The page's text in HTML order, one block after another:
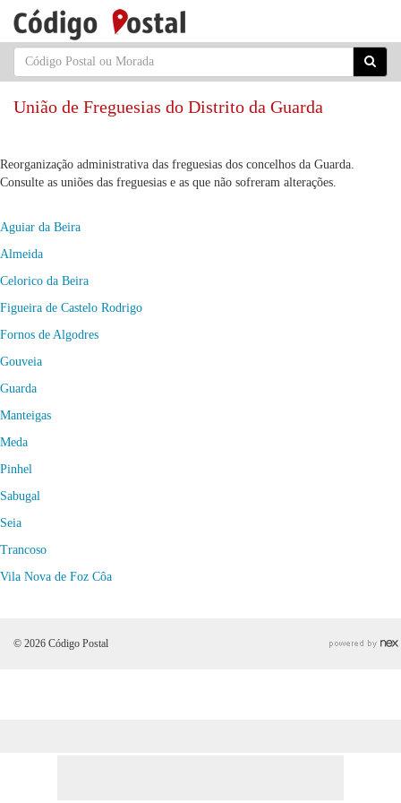
União de Freguesias do Distrito da Guarda
Reorganização administrativa das freguesias dos concelhos da Guarda.
Consulte as uniões das freguesias e as que não sofreram alterações.
Aguiar da Beira
Almeida
Celorico da Beira
Figueira de Castelo Rodrigo
Fornos de Algodres
Gouveia
Guarda
Manteigas
Meda
Pinhel
Sabugal
Seia
Trancoso
Vila Nova de Foz Côa
© 2026 Código Postal